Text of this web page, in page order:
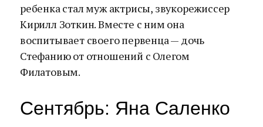
ребенка стал муж актрисы, звукорежиссер
Кирилл Зоткин. Вместе с ним она
воспитывает своего первенца — дочь
Стефанию от отношений с Олегом
Филатовым.
Сентябрь: Яна Саленко